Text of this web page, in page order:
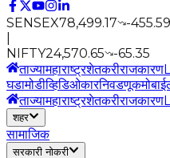
SENSEX78,499.17
-455.59
NIFTY24,570.65
-65.35
ताज्यामहाराष्ट्रशेतकरीराजकारण
घडामोडीव्हिडिओकारनिवडणूक
ताज्यामहाराष्ट्रशेतकरीराजकारण
शहर
सामाजिक
सरकारी नोकरी